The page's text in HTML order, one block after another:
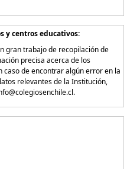
y centros educativos:
gran trabajo de recopilación de
precisa acerca de los
caso de encontrar algún error en la
relevantes de la Institución,